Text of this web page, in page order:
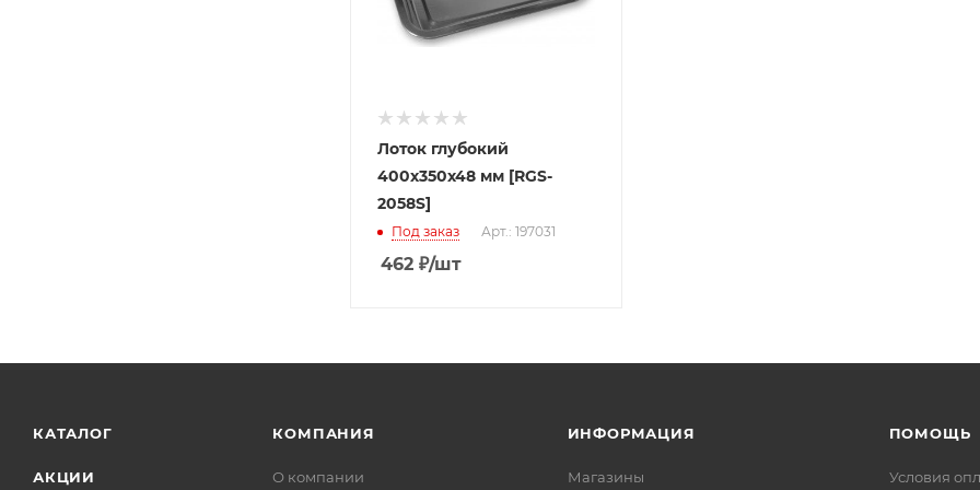
Лоток глубокий
400х350х48 мм [RGS-
2058S]
Под заказ Арт.: 197031
462 ₽/шт
КАТАЛОГ
АКЦИИ
КОМПАНИЯ
О компании
ИНФОРМАЦИЯ
Магазины
ПОМОЩЬ
Условия